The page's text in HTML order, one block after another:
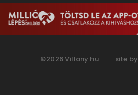
©2026 Villany.hu site by